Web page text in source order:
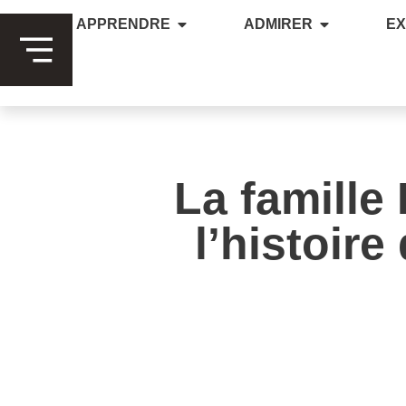
APPRENDRE ADMIRER
La famille
l’histoire